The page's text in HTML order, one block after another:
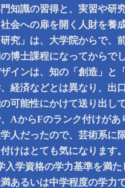
知識の習得と、実習や研
会への扉を開く人財を養
究」は、大学院からで、
博士課程になってからで
インは、知の「創造」と
経済などとは異なり、出
可能性にかけて送り出し
AからFのランク付けがあ
人だったので、芸術系に
けはとても気になります
入学資格の学力基準を満た
あるいは中学程度の学力